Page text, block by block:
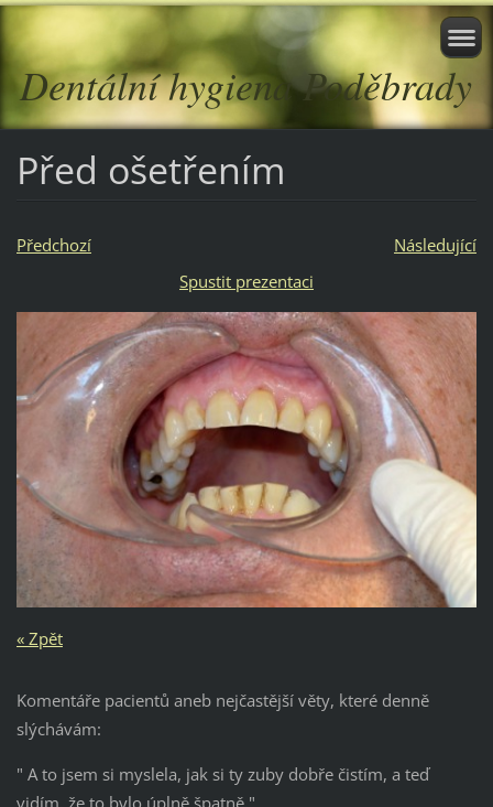
Dentální hygiena Poděbrady
Před ošetřením
Předchozí
Následující
Spustit prezentaci
« Zpět
Komentáře pacientů aneb nejčastější věty, které denně
slýchávám:
" A to jsem si myslela, jak si ty zuby dobře čistím, a teď